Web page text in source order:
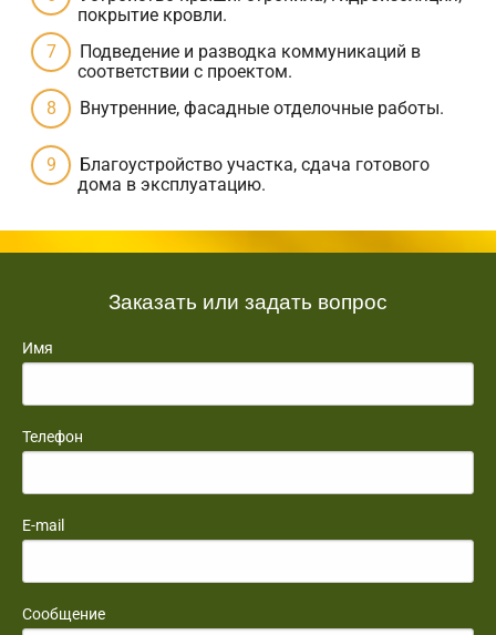
покрытие кровли.
Подведение и разводка коммуникаций в
соответствии с проектом.
Внутренние, фасадные отделочные работы.
Благоустройство участка, сдача готового
дома в эксплуатацию.
Заказать или задать вопрос
Имя
Телефон
E-mail
Сообщение